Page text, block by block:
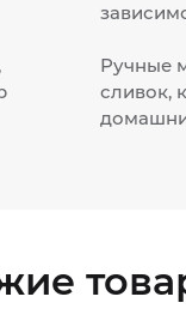
Ручные
сливок,